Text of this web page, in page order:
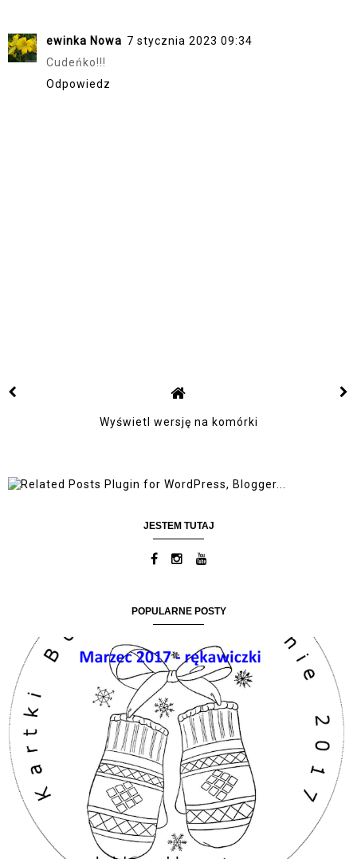
ewinka Nowa 7 stycznia 2023 09:34
Cudeńko!!!
Odpowiedz
Wyświetl wersję na komórki
JESTEM TUTAJ
POPULARNE POSTY